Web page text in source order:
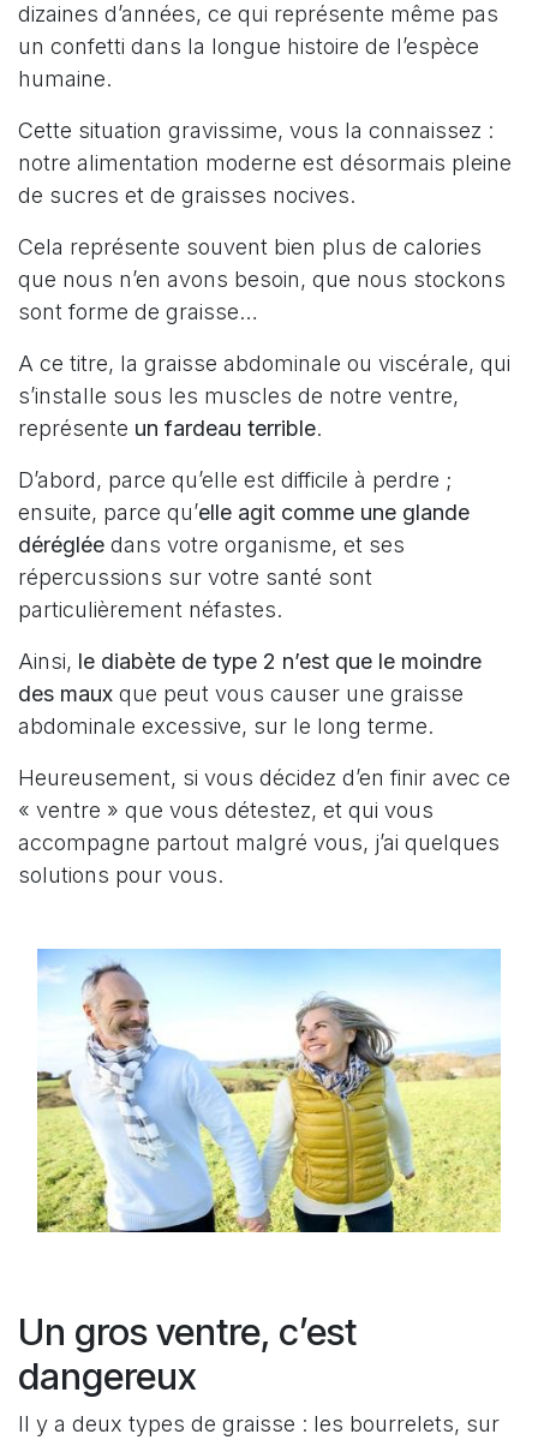
dizaines d’années, ce qui représente même pas
un confetti dans la longue histoire de l’espèce
humaine.
Cette situation gravissime, vous la connaissez :
notre alimentation moderne est désormais pleine
de sucres et de graisses nocives.
Cela représente souvent bien plus de calories
que nous n’en avons besoin, que nous stockons
sont forme de graisse…
A ce titre, la graisse abdominale ou viscérale, qui
s’installe sous les muscles de notre ventre,
représente un fardeau terrible.
D’abord, parce qu’elle est difficile à perdre ;
ensuite, parce qu’elle agit comme une glande
déréglée dans votre organisme, et ses
répercussions sur votre santé sont
particulièrement néfastes.
Ainsi, le diabète de type 2 n’est que le moindre
des maux que peut vous causer une graisse
abdominale excessive, sur le long terme.
Heureusement, si vous décidez d’en finir avec ce
« ventre » que vous détestez, et qui vous
accompagne partout malgré vous, j’ai quelques
solutions pour vous.
Un gros ventre, c’est
dangereux
Il y a deux types de graisse : les bourrelets, sur